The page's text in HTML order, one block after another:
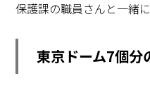
保護課の職員さんと一緒
東京ドーム7個分